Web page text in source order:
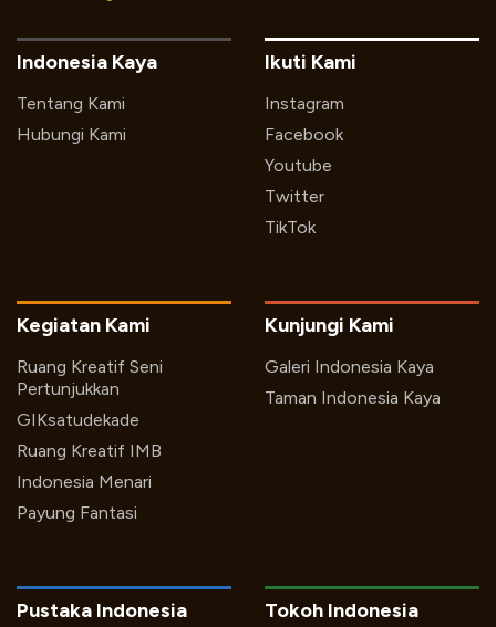
Indonesia Kaya
Tentang Kami
Hubungi Kami
Ikuti Kami
Instagram
Facebook
Youtube
Twitter
TikTok
Kegiatan Kami
Ruang Kreatif Seni
Pertunjukkan
GIKsatudekade
Ruang Kreatif IMB
Indonesia Menari
Payung Fantasi
Kunjungi Kami
Galeri Indonesia Kaya
Taman Indonesia Kaya
Pustaka Indonesia Tokoh Indonesia